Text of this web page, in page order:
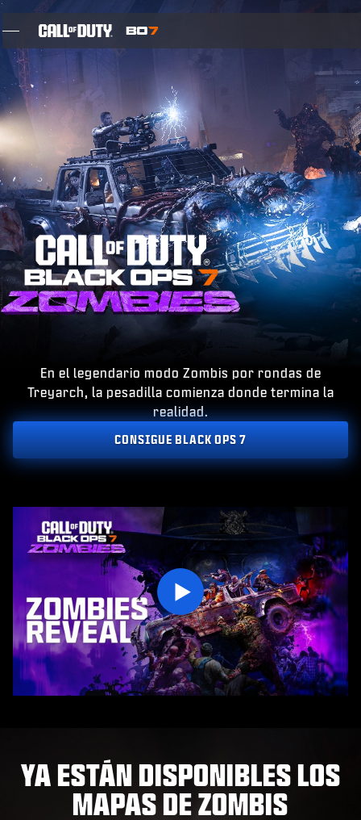
FUNCIONES
TEMPORADA 05
REGÍSTRATE PARA RECIBIR NOVEDADES
BLOG
JUEGOS
NOTICIAS
ESPORTS
SOPORTE
REGISTRARSE
En el legendario modo Zombis por rondas de
Treyarch, la pesadilla comienza donde termina la
realidad.
CONSIGUE BLACK OPS 7
INTRODUCE TU FECHA DE NACIMIENTO
ENVIAR
Play
YA ESTÁN DISPONIBLES LOS
MAPAS DE ZOMBIS